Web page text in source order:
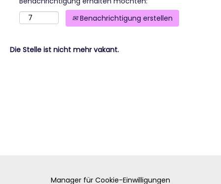
Benachrichtigung erstellen
Die Stelle ist nicht mehr vakant.
Manager für Cookie-Einwilligungen